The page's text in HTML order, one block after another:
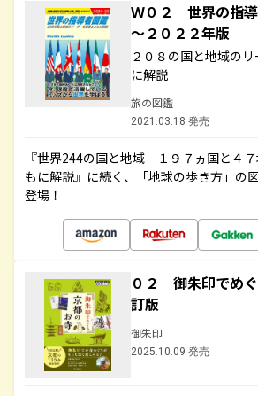
Ｗ０２ 世界の指
～２０２２年版
２０８の国と地域の
に解説
旅の図鑑
2021.03.18 発売
『世界244の国と地域 １９７ヵ国と４
もに解説』に続く、「地球の歩き方」の
登場！
０２ 御朱印でめ
訂版
御朱印
2025.10.09 発売